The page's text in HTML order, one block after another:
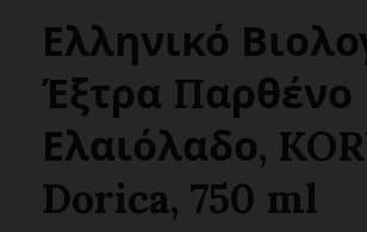
Ελληνικό
Έξτρα Παρθένο
Ελαιόλαδο,
Dorica, 750 ml